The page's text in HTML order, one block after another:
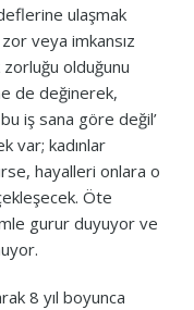
ulaşmak
veya imkansız
zorluğu olduğunu
de değinerek,
iş sana göre değil’
var; kadınlar
hayalleri onlara o
Öte
gurur duyuyor ve
8 yıl boyunca